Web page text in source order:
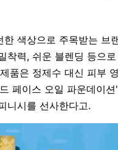
한 색상으로 주목받는 브
착력, 쉬운 블렌딩 등으
품은 정제수 대신 피부
페이스 오일 파운데이
니시를 선사한다고.